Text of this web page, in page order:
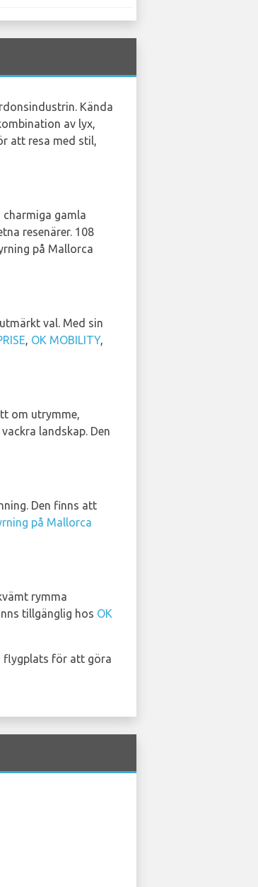
Kända
av lyx,
att resa med stil,
gamla
resenärer. 108
på Mallorca
val. Med sin
, OK MOBILITY,
om utrymme,
landskap. Den
Den finns att
på Mallorca
rymma
tillgänglig hos OK
flygplats för att göra